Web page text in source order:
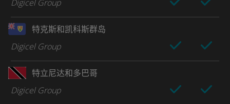
Digicel Group
特克斯和凯科斯群岛
Digicel Group
特立尼达和多巴哥
Digicel Group